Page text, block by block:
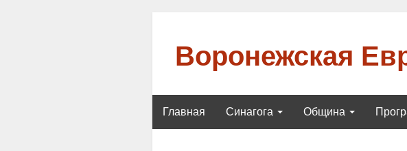
Воронежская
Главная Синагога Община